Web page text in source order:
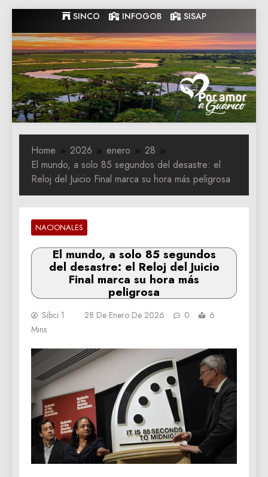
to
content
SINCO INFOGOB SISAP
Gobernacion
de Guarico
Gobernacion de Guarico
Home 2026 enero
28
El mundo, a solo 85 segundos del desastre: el
Reloj del Juicio Final marca su hora más peligrosa
NACIONALES
El mundo, a solo 85 segundos
del desastre: el Reloj del Juicio
Final marca su hora más
peligrosa
Sibci 1 28 De Enero De 2026 0
6
Mins